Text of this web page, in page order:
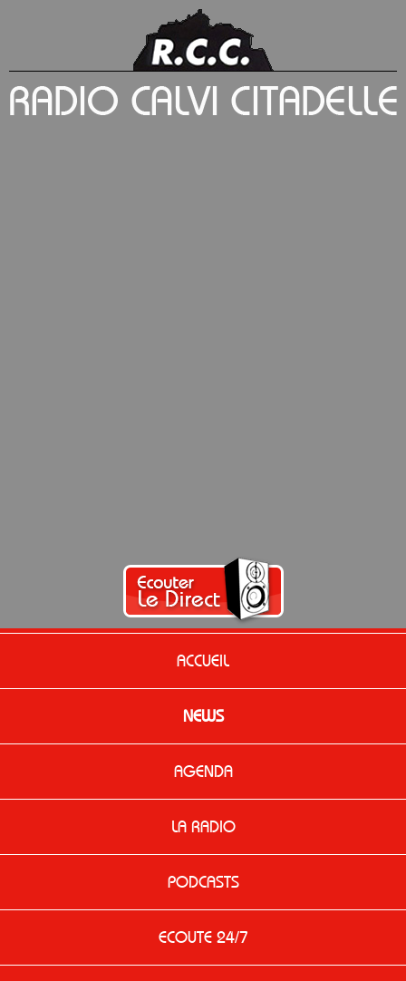
ACCUEIL
NEWS
AGENDA
LA RADIO
PODCASTS
ECOUTE 24/7